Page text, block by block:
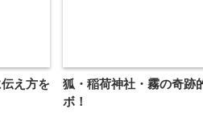
え方を
狐・稲荷神社・霧の奇跡
ボ！